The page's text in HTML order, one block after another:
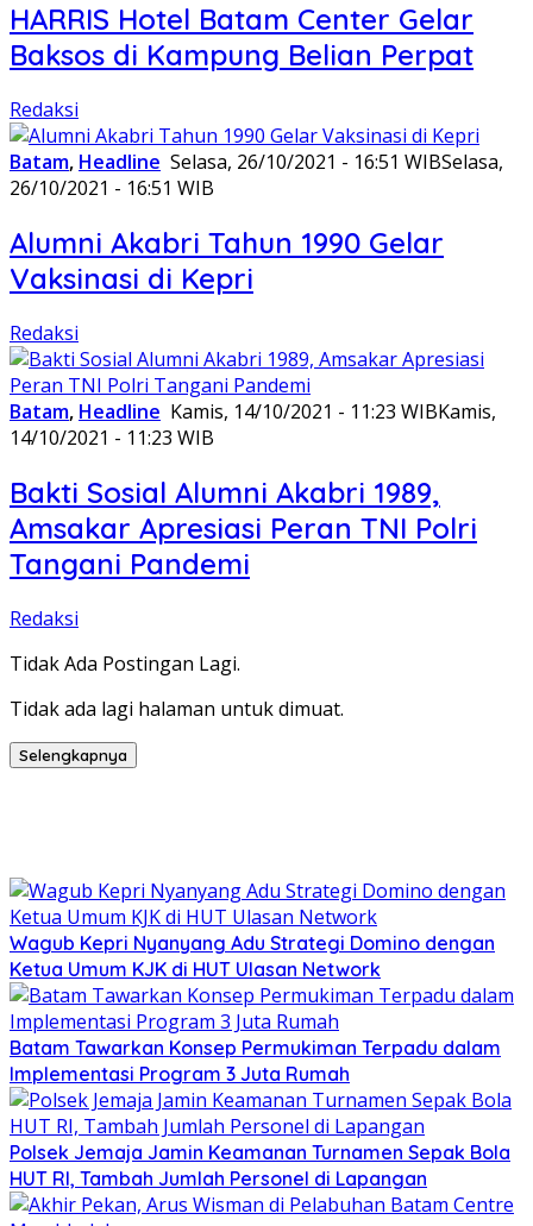
HARRIS Hotel Batam Center Gelar
Baksos di Kampung Belian Perpat
Redaksi
Batam, Headline Selasa, 26/10/2021 - 16:51 WIBSelasa,
26/10/2021 - 16:51 WIB
Alumni Akabri Tahun 1990 Gelar
Vaksinasi di Kepri
Redaksi
Batam, Headline Kamis, 14/10/2021 - 11:23 WIBKamis,
14/10/2021 - 11:23 WIB
Bakti Sosial Alumni Akabri 1989,
Amsakar Apresiasi Peran TNI Polri
Tangani Pandemi
Redaksi
Tidak Ada Postingan Lagi.
Tidak ada lagi halaman untuk dimuat.
Selengkapnya
Wagub Kepri Nyanyang Adu Strategi Domino dengan
Ketua Umum KJK di HUT Ulasan Network
Batam Tawarkan Konsep Permukiman Terpadu dalam
Implementasi Program 3 Juta Rumah
Polsek Jemaja Jamin Keamanan Turnamen Sepak Bola
HUT RI, Tambah Jumlah Personel di Lapangan